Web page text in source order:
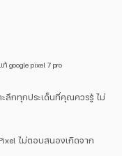
google pixel 7 pro
ลึกทุกประเด็นที่คุณควรรู้ ไม่
ไม่ตอบสนองเกิดจาก